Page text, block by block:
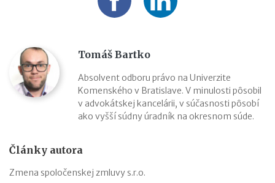
Tomáš Bartko
Absolvent odboru právo na Univerzite
Komenského v Bratislave. V minulosti pôsobil
v advokátskej kancelárii, v súčasnosti pôsobí
ako vyšší súdny úradník na okresnom súde.
Články autora
Zmena spoločenskej zmluvy s.r.o.